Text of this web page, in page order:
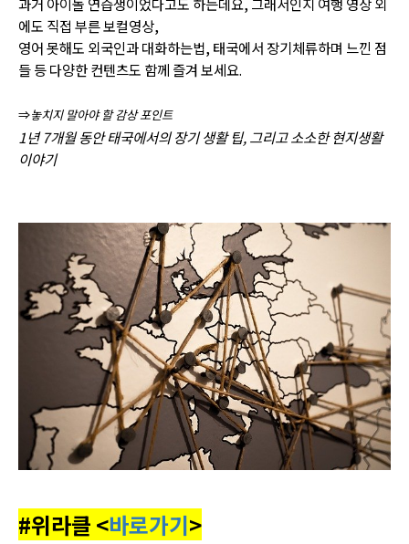
에도 직접 부른 보컬영상,
영어 못해도 외국인과 대화하는법, 태국에서 장기체류하며 느낀 점
들 등 다양한 컨텐츠도 함께 즐겨 보세요.
⇒놓치지 말아야 할 감상 포인트
1년 7개월 동안 태국에서의 장기 생활 팁, 그리고 소소한 현지생활
이야기
#위라클 <바로가기>